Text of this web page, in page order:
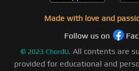
Made with love and
Follow us on
© 2023 ChordU. All contents are
provided for educational and